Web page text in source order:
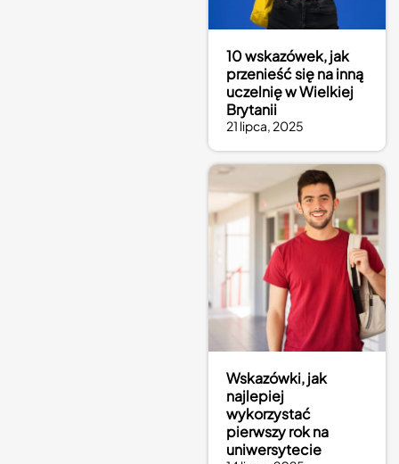
10 wskazówek, jak
przenieść się na inną
uczelnię w Wielkiej
Brytanii
21 lipca, 2025
Wskazówki, jak
najlepiej
wykorzystać
pierwszy rok na
uniwersytecie